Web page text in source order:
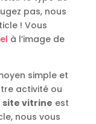
pas, nous
! Vous
à l’image de
simple et
activité ou
site vitrine est
nous vous